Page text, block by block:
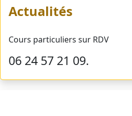
Actualités
Cours particuliers sur RDV
06 24 57 21 09.